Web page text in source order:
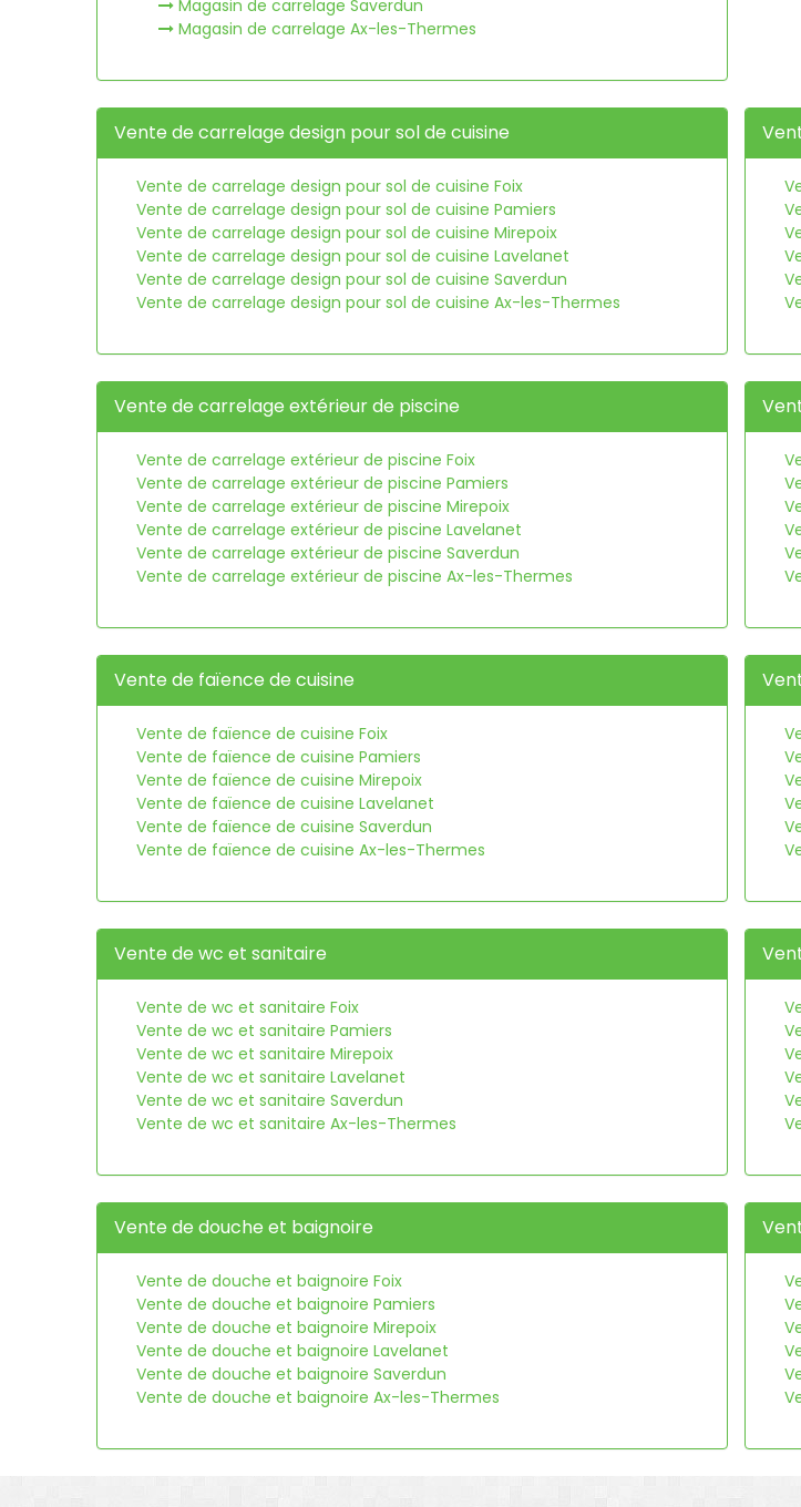
Magasin de carrelage Saverdun
Magasin de carrelage Ax-les-Thermes
Vente de carrelage design pour sol de cuisine
Vente de carrelage design pour sol de cuisine Foix
Vente de carrelage design pour sol de cuisine Pamiers
Vente de carrelage design pour sol de cuisine Mirepoix
Vente de carrelage design pour sol de cuisine Lavelanet
Vente de carrelage design pour sol de cuisine Saverdun
Vente de carrelage design pour sol de cuisine Ax-les-Thermes
Vente de carrelage extérieur de piscine
Vente de carrelage extérieur de piscine Foix
Vente de carrelage extérieur de piscine Pamiers
Vente de carrelage extérieur de piscine Mirepoix
Vente de carrelage extérieur de piscine Lavelanet
Vente de carrelage extérieur de piscine Saverdun
Vente de carrelage extérieur de piscine Ax-les-Thermes
Vente de faïence de cuisine
Vente de faïence de cuisine Foix
Vente de faïence de cuisine Pamiers
Vente de faïence de cuisine Mirepoix
Vente de faïence de cuisine Lavelanet
Vente de faïence de cuisine Saverdun
Vente de faïence de cuisine Ax-les-Thermes
Vente de wc et sanitaire
Vente de wc et sanitaire Foix
Vente de wc et sanitaire Pamiers
Vente de wc et sanitaire Mirepoix
Vente de wc et sanitaire Lavelanet
Vente de wc et sanitaire Saverdun
Vente de wc et sanitaire Ax-les-Thermes
Vente de douche et baignoire
Vente de douche et baignoire Foix
Vente de douche et baignoire Pamiers
Vente de douche et baignoire Mirepoix
Vente de douche et baignoire Lavelanet
Vente de douche et baignoire Saverdun
Vente de douche et baignoire Ax-les-Thermes